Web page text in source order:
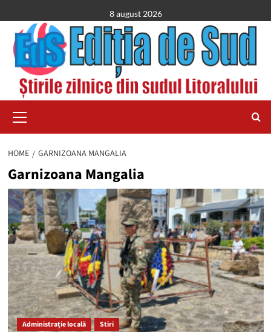
to
content
8 august 2026
Menu
HOME GARNIZOANA MANGALIA
Garnizoana Mangalia
Administrație locală Stiri